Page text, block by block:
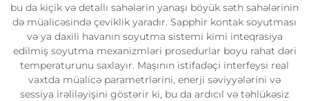
bu da kiçik və detallı sahələrin yanaşı böyük səth sahələrinin
də müalicəsində çeviklik yaradır. Sapphir kontak soyutması
və ya daxili havanın soyutma sistemi kimi inteqrasiya
edilmiş soyutma mexanizmləri prosedurlar boyu rahat dəri
temperaturunu saxlayır. Maşının istifadəçi interfeysi real
vaxtda müalicə parametrlərini, enerji səviyyələrini və
sessiya irəliləyişini göstərir ki, bu da ardıcıl və təhlükəsiz